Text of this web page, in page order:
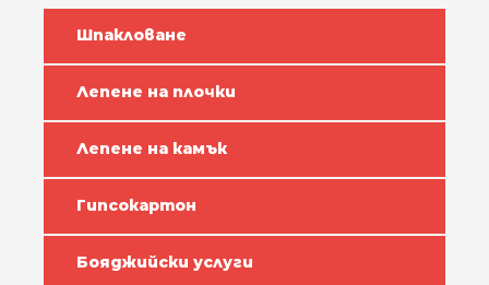
Шпакловане
Лепене на плочки
Лепене на камък
Гипсокартон
Бояджийски услуги